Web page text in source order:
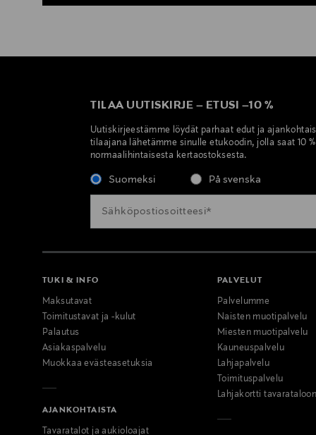
TILAA UUTISKIRJE – ETUSI –10 %
Uutiskirjeestämme löydät parhaat edut ja
tilaajana lähetämme sinulle etukoodin, jolla saat 10
normaalihintaisesta kertaostoksesta.
Suomeksi På svenska
TUKI & INFO
Maksutavat
Toimitustavat ja -kulut
Palautus
Asiakaspalvelu
Muokkaa evästeasetuksia
AJANKOHTAISTA
Tavaratalot ja aukioloajat
PALVELUT
Palvelumme
Naisten muotipalvelu
Miesten muotipalvelu
Kauneuspalvelu
Lahjapalvelu
Toimituspalvelu
Lahjakortti tavarataloon